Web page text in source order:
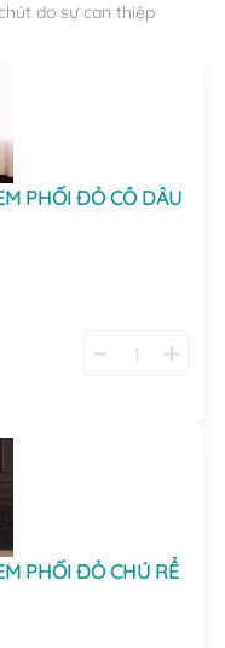
do sự can thiệp
PHỐI ĐỎ CÔ DÂU
PHỐI ĐỎ CHÚ RỂ